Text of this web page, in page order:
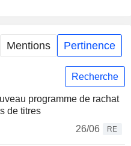
Mentions Pertinence
Recherche
programme de rachat
de titres
26/06
RE